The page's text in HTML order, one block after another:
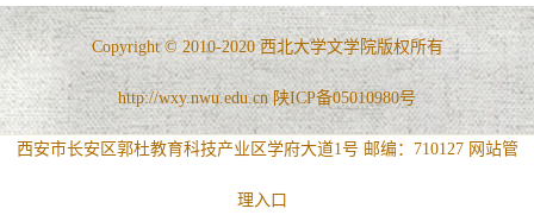
Copyright © 2010-2020 西北大学文学院版权所有
http://wxy.nwu.edu.cn 陕ICP备05010980号
西安市长安区郭杜教育科技产业区学府大道1号 邮编：710127 网站管
理入口